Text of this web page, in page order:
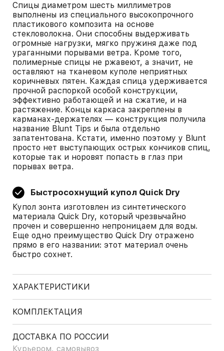
Спицы диаметром шесть миллиметров
выполнены из специального высокопрочного
пластикового композита на основе
стекловолокна. Они способны выдерживать
огромные нагрузки, мягко пружиня даже под
ураганными порывами ветра. Кроме того,
полимерные спицы не ржавеют, а значит, не
оставляют на тканевом куполе неприятных
коричневых пятен. Каждая спица удерживается
прочной распоркой особой конструкции,
эффективно работающей и на сжатие, и на
растяжение. Концы каркаса закреплены в
карманах-держателях — конструкция получила
название Blunt Tips и была отдельно
запатентована. Кстати, именно поэтому у Blunt
просто нет выступающих острых кончиков спиц,
которые так и норовят попасть в глаз при
порывах ветра.
Быстросохнущий купол Quick Dry
Купол зонта изготовлен из синтетического
материала Quick Dry, который чрезвычайно
прочен и совершенно непроницаем для воды.
Еще одно преимущество Quick Dry отражено
прямо в его названии: этот материал очень
быстро сохнет.
ХАРАКТЕРИСТИКИ
КОМПЛЕКТАЦИЯ
ДОСТАВКА ПО РОССИИ
Курьером, самовывоз